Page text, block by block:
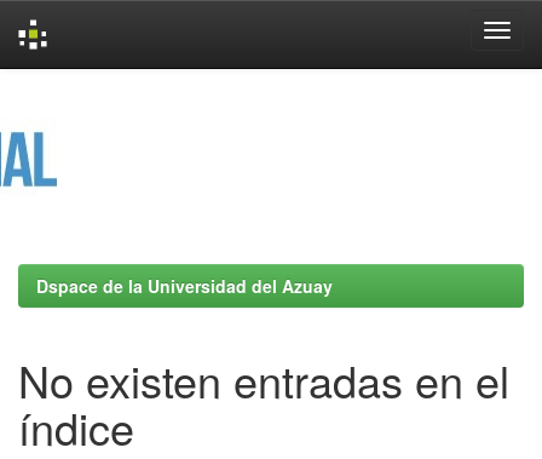
Dspace de la Universidad del Azuay
No existen entradas en el
índice